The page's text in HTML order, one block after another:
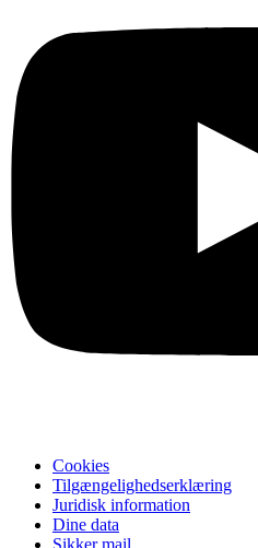
Cookies
Tilgængelighedserklæring
Juridisk information
Dine data
Sikker mail